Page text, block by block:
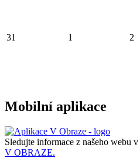
31 1 2
Mobilní aplikace
Sledujte informace z našeho webu v
V OBRAZE.